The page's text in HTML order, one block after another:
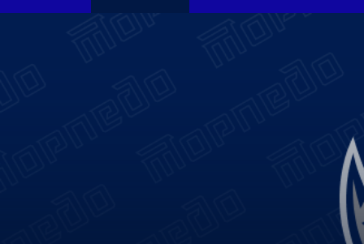
Лада
Фотобанк